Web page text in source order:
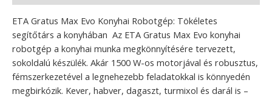
ETA Gratus Max Evo Konyhai Robotgép: Tökéletes
segítőtárs a konyhában ‍ Az ETA Gratus Max Evo konyhai
robotgép a konyhai munka megkönnyítésére tervezett,
sokoldalú készülék. Akár 1500 W-os motorjával és robusztus,
fémszerkezetével a legnehezebb feladatokkal is könnyedén
megbirkózik. Kever, habver, dagaszt, turmixol és darál is –